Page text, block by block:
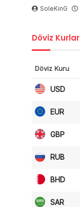
SoleKinG
Döviz
Döviz Kuru
USD
EUR
GBP
RUB
BHD
SAR